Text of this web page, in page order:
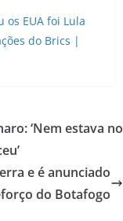
os EUA foi Lula
do Brics |
‘Nem estava no
e é anunciado
do Botafogo